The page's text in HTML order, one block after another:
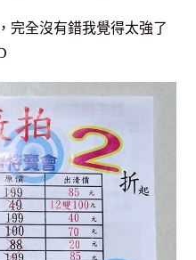
完全沒有錯我覺得太強了